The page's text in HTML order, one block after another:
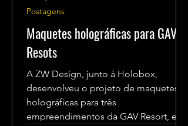
Maquetes holográficas para GAV
Resots
A ZW Design, junto à Holobox,
desenvolveu o projeto de maquetes
holográficas para três
empreendimentos da GAV Resort, em
Postagens